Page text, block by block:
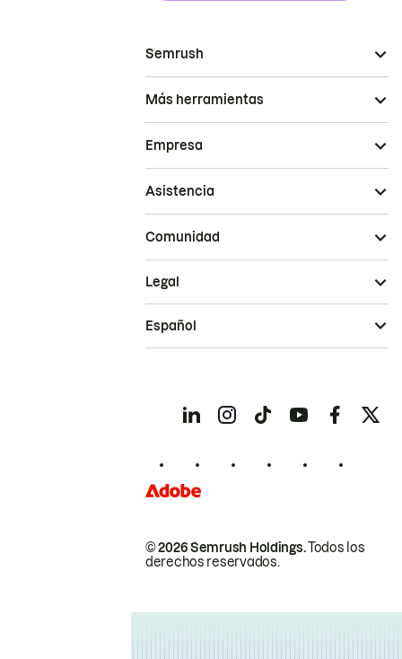
Semrush
Más herramientas
Empresa
Asistencia
Comunidad
© 2026 Semrush Holdings.Todos los
derechos reservados.
Legal
Español